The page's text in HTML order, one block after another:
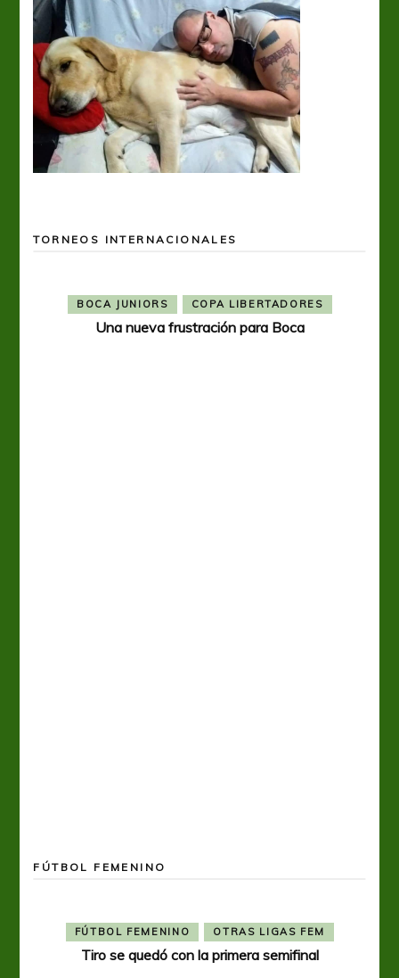
TORNEOS INTERNACIONALES
BOCA JUNIORS COPA LIBERTADORES
Una nueva frustración para Boca
FÚTBOL FEMENINO
FÚTBOL FEMENINO OTRAS LIGAS FEM
Tiro se quedó con la primera semifinal